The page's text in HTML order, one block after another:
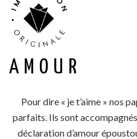
AMOUR
Pour dire « je t’aime » nos
parfaits. Ils sont
déclaration d’amour